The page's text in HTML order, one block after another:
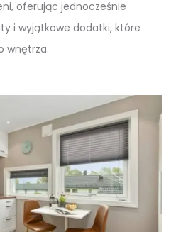
oferując jednocześnie
i wyjątkowe dodatki, które
wnętrza.